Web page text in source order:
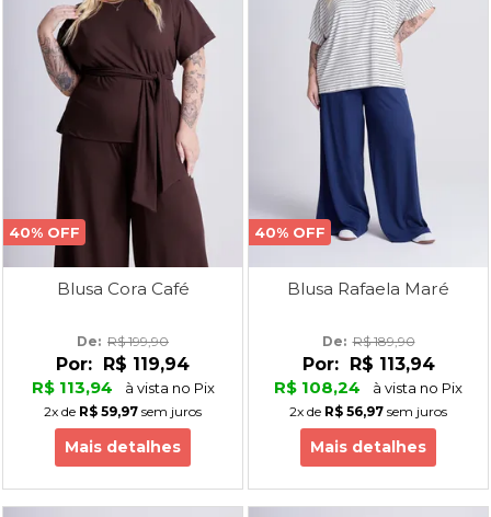
40% OFF
Blusa Cora Café
De: R$ 199,90
Por: R$ 119,94
R$ 113,94
à vista no Pix
2x de R$ 59,97 sem juros
Mais detalhes
40% OFF
Blusa Rafaela Maré
De: R$ 189,90
Por: R$ 113,94
R$ 108,24
à vista no Pix
2x de R$ 56,97 sem juros
Mais detalhes